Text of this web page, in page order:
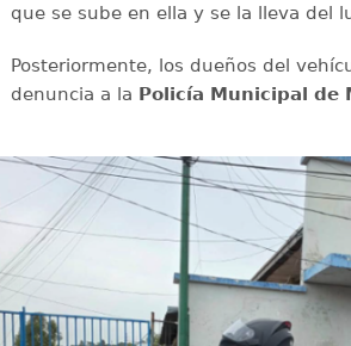
que se sube en ella y se la lleva del
Posteriormente, los dueños del
denuncia a la Policía Municipal de